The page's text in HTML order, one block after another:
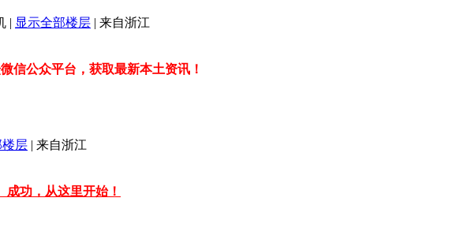
| 显示全部楼层 | 来自浙江
信公众平台，获取最新本土资讯！
楼层 | 来自浙江
成功，从这里开始！